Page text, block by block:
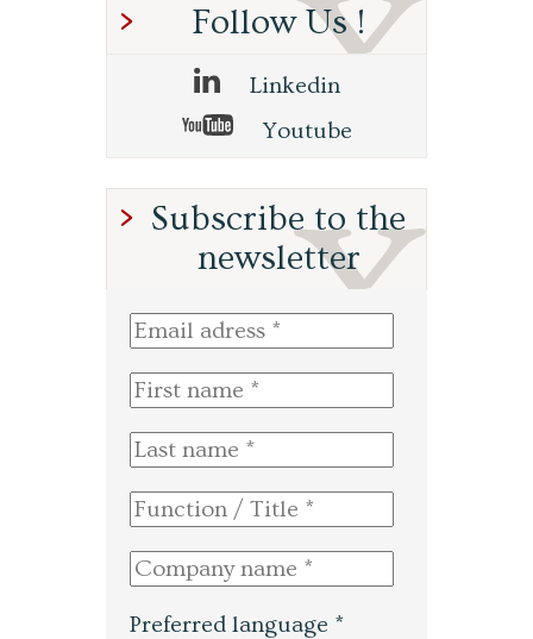
Follow Us !
Linkedin
Youtube
Subscribe to the
newsletter
Preferred language *